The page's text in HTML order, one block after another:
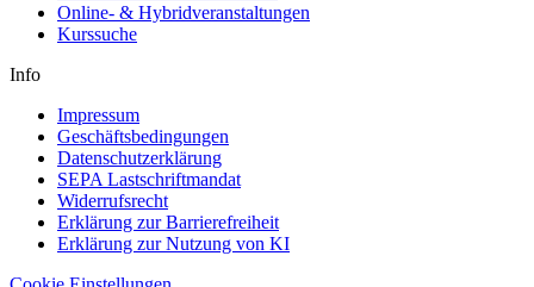
Online- & Hybridveranstaltungen
Kurssuche
Info
Impressum
Geschäftsbedingungen
Datenschutzerklärung
SEPA Lastschriftmandat
Widerrufsrecht
Erklärung zur Barrierefreiheit
Erklärung zur Nutzung von KI